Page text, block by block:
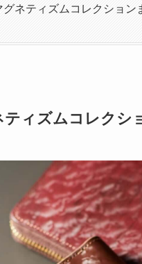
ネティズムコレクション
ィズムコレクシ